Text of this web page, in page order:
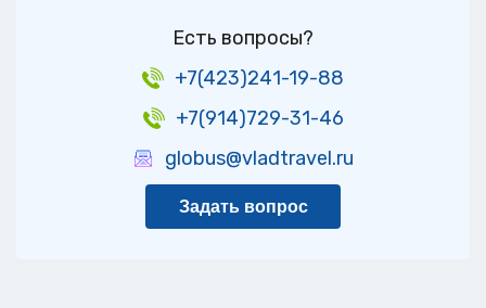
Есть вопросы?
+7(423)241-19-88
+7(914)729-31-46
globus@vladtravel.ru
Задать вопрос